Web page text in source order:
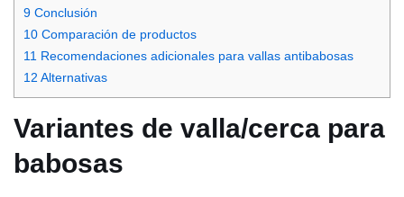
9 Conclusión
10 Comparación de productos
11 Recomendaciones adicionales para vallas antibabosas
12 Alternativas
Variantes de valla/cerca para
babosas